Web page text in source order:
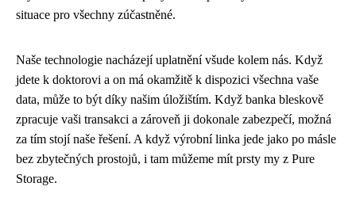
situace pro všechny zúčastněné.
Naše technologie nacházejí uplatnění všude kolem nás. Když
jdete k doktorovi a on má okamžitě k dispozici všechna vaše
data, může to být díky našim úložištím. Když banka bleskově
zpracuje vaši transakci a zároveň ji dokonale zabezpečí, možná
za tím stojí naše řešení. A když výrobní linka jede jako po másle
bez zbytečných prostojů, i tam můžeme mít prsty my z Pure
Storage.